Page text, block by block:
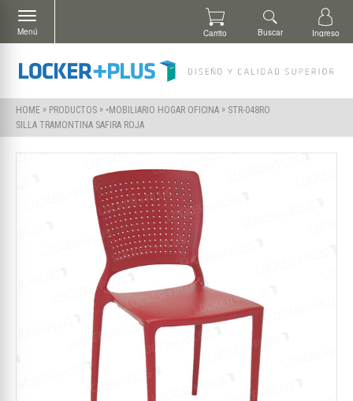
HOME » PRODUCTOS » •MOBILIARIO HOGAR OFICINA » STR-048RO
SILLA TRAMONTINA SAFIRA ROJA
Menú Carrito Buscar Ingreso